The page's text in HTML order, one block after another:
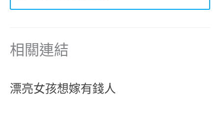
相關連結
漂亮女孩想嫁有錢人